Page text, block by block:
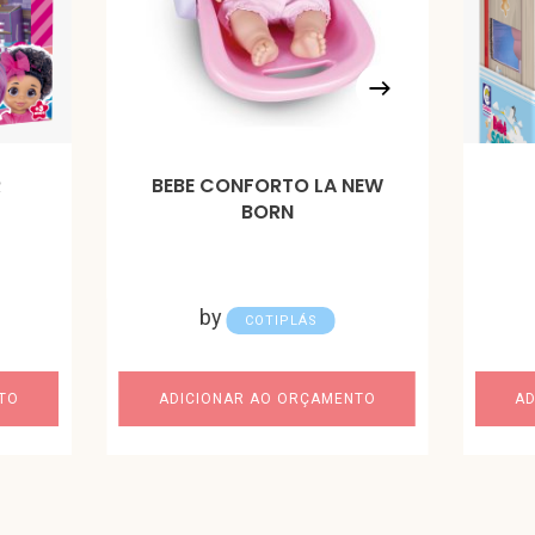
BEBE CONFORTO LA NEW
BORN
by COTIPLÁS
ADICIONAR AO ORÇAMENTO